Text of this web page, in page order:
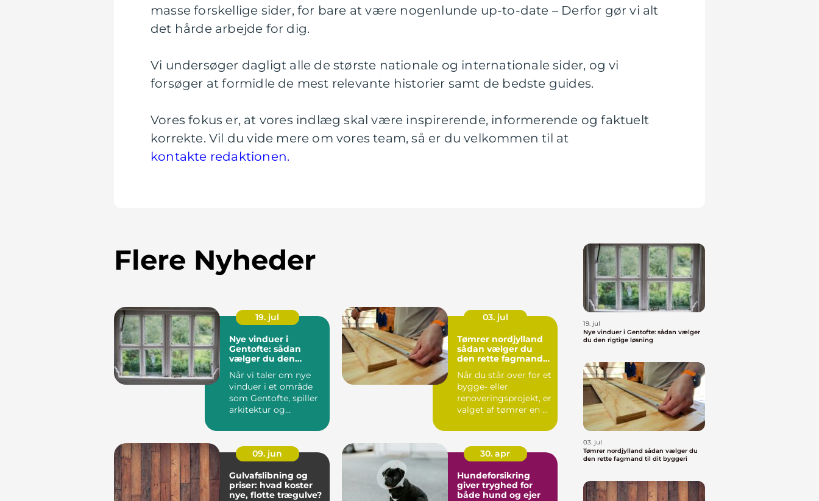
masse forskellige sider, for bare at være nogenlunde up-to-date – Derfor gør vi alt
det hårde arbejde for dig.
Vi undersøger dagligt alle de største nationale og internationale sider, og vi
forsøger at formidle de mest relevante historier samt de bedste guides.
Vores fokus er, at vores indlæg skal være inspirerende, informerende og faktuelt
korrekte. Vil du vide mere om vores team, så er du velkommen til at
kontakte redaktionen.
Flere Nyheder
19. jul
Nye vinduer i
Gentofte: sådan
vælger du den
Når vi taler om nye
vinduer i et område
som Gentofte, spiller
arkitektur og
03. jul
Tømrer nordjylland
sådan vælger du
den rette fagmand
Når du står over for et
bygge- eller
renoveringsprojekt, er
valget af tømrer en af
09. jun
Gulvafslibning og
priser: hvad koster
nye, flotte trægulve?
30. apr
Hundeforsikring
giver tryghed for
både hund og ejer
19. jul
Nye vinduer i Gentofte: sådan vælger
du den rigtige løsning
03. jul
Tømrer nordjylland sådan vælger du
den rette fagmand til dit byggeri